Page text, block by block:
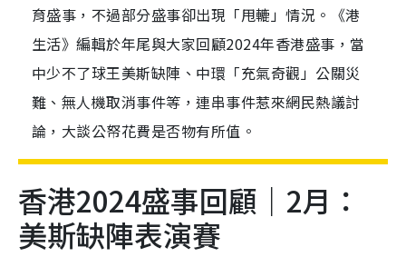
育盛事，不過部分盛事卻出現「甩轆」情況。《港
生活》編輯於年尾與大家回顧2024年香港盛事，當
中少不了球王美斯缺陣、中環「充氣奇觀」公關災
難、無人機取消事件等，連串事件惹來網民熱議討
論，大談公帑花費是否物有所值。
香港2024盛事回顧｜2月：
美斯缺陣表演賽